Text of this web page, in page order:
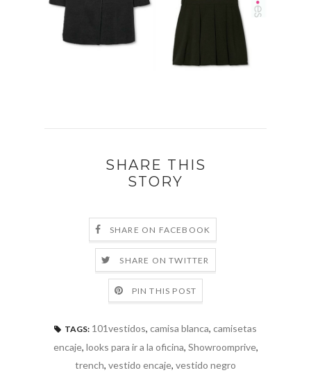
SHARE THIS
STORY
SHARE ON FACEBOOK
SHARE ON TWITTER
PIN THIS POST
TAGS: 101vestidos, camisa blanca, camisetas
encaje, looks para ir a la oficina, Showroomprive,
trench, vestido encaje, vestido negro